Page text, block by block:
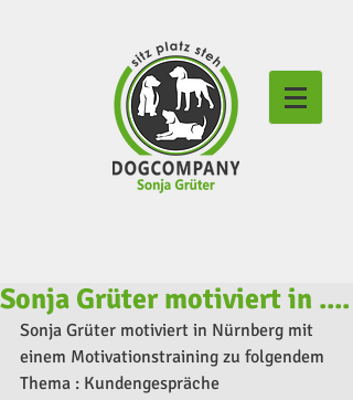
Sonja Grüter motiviert in ....
Sonja Grüter motiviert in Nürnberg mit
einem Motivationstraining zu folgendem
Thema : Kundengespräche